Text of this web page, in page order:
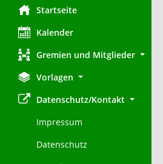
Startseite
Kalender
Gremien und Mitglieder
Vorlagen
Datenschutz/Kontakt
Impressum
Datenschutz